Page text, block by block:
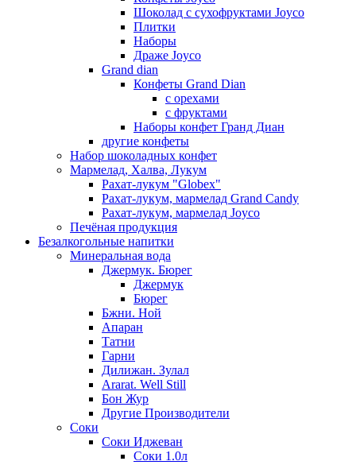
Шоколад с сухофруктами Joyco
Плитки
Наборы
Драже Joyco
Grand dian
Конфеты Grand Dian
с орехами
с фруктами
Наборы конфет Гранд Диан
другие конфеты
Набор шоколадных конфет
Мармелад, Халва, Лукум
Рахат-лукум "Globex"
Рахат-лукум, мармелад Grand Candy
Рахат-лукум, мармелад Joyco
Печёная продукция
Безалкогольные напитки
Минеральная вода
Джермук. Бюрег
Джермук
Бюрег
Бжни. Ной
Апаран
Татни
Гарни
Дилижан. Зулал
Ararat. Well Still
Бон Жур
Другие Производители
Соки
Соки Иджеван
Соки 1.0л